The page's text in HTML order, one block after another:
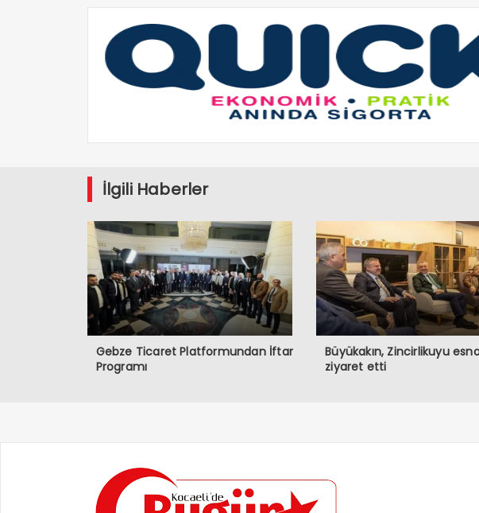
İlgili Haberler
Gebze Ticaret Platformundan İftar
Programı
Büyükakın, Zincirlikuyu
ziyaret etti